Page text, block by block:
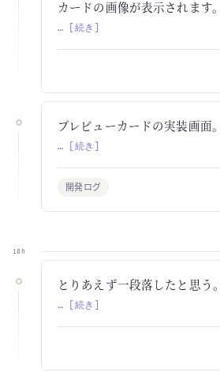
カードの画像が表示されます。
… [続き]
プレビューカードの実装画面
… [続き]
開発ログ
18h
とりあえず一段落したと思う。
… [続き]